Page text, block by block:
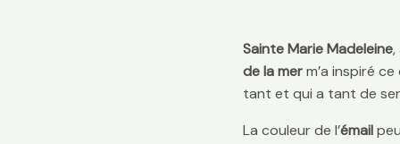
Sainte Marie Madeleine,
de la merm’a inspiré
tant et qui a tant de
La couleur de l’émail